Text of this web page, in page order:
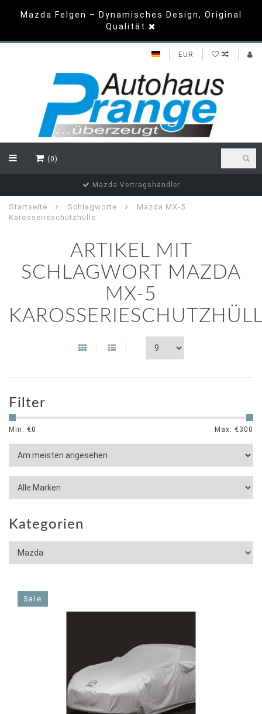
Mazda Felgen – Dynamisches Design, Original
Qualität
EUR
(0)
Mazda Vertragshändler
Startseite Schlagworte
Mazda MX-5
Karosserieschutzhülle
ARTIKEL MIT
SCHLAGWORT MAZDA
MX-5
Filter
Min: €0 Max: €300
Kategorien
Sale